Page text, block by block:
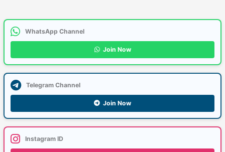
WhatsApp Channel
Join Now
Telegram Channel
Join Now
Instagram ID